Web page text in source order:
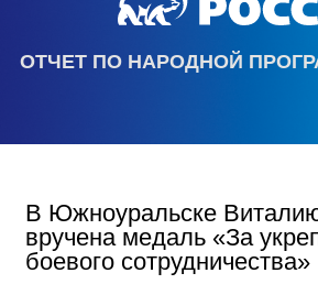
ОТЧЕТ ПО НАРОДНОЙ
В Южноуральске
вручена медаль «За
боевого сотрудничества»